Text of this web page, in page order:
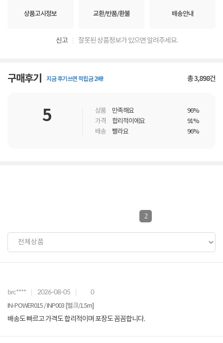
상품고시정보 교환/반품/환불 배송안내
신고 잘못된 상품정보가 있으면 알려주세요.
구매후기 지금 후기쓰면 적립금 2배! 총3,898건
5 상품 만족해요
96%
가격
합리적이에요
91%
배송
빨라요 96%
2
brc**** 2026-08-05 0
IN-POWER015 / INP003 [벌크/1.5m]
배송도 빠르고 가격도 합리적이며 포장도 꼼꼼합니다.